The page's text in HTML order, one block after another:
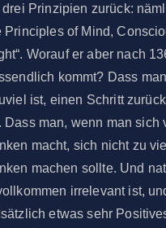
Prinzipien zurück:
Principles of Mind,
Worauf er aber nach
kommt? Dass
ist, einen Schritt
Dass man, wenn man sich
macht, sich nicht zu
machen sollte. Und
irrelevant ist,
etwas sehr